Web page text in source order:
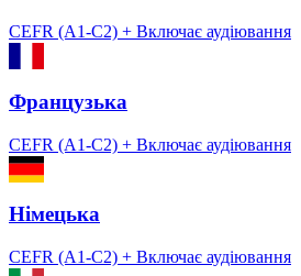
CEFR (A1-C2) + Включає аудіювання
Французька
CEFR (A1-C2) + Включає аудіювання
Німецька
CEFR (A1-C2) + Включає аудіювання